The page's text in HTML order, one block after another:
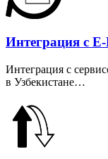
Интеграция с
Интеграция с
в Узбекистане…